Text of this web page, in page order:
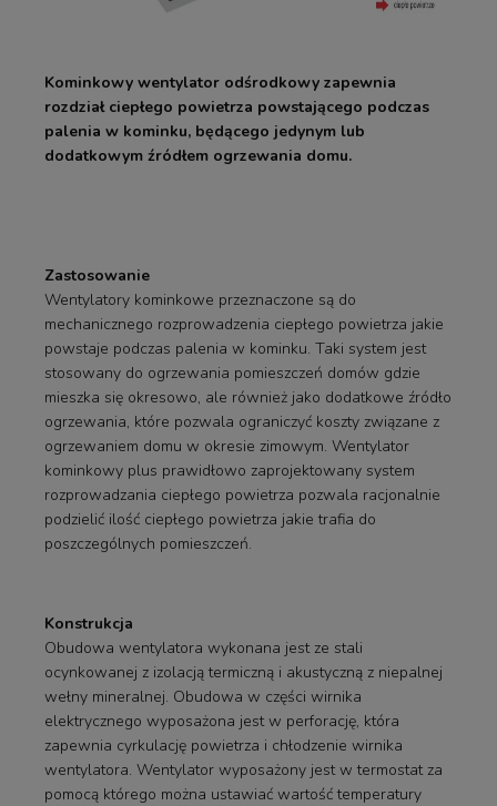
Kominkowy wentylator odśrodkowy zapewnia
rozdział ciepłego powietrza powstającego podczas
palenia w kominku, będącego jedynym lub
dodatkowym źródłem ogrzewania domu.
Zastosowanie
Wentylatory kominkowe przeznaczone są do
mechanicznego rozprowadzenia ciepłego powietrza jakie
powstaje podczas palenia w kominku. Taki system jest
stosowany do ogrzewania pomieszczeń domów gdzie
mieszka się okresowo, ale również jako dodatkowe źródło
ogrzewania, które pozwala ograniczyć koszty związane z
ogrzewaniem domu w okresie zimowym. Wentylator
kominkowy plus prawidłowo zaprojektowany system
rozprowadzania ciepłego powietrza pozwala racjonalnie
podzielić ilość ciepłego powietrza jakie trafia do
poszczególnych pomieszczeń.
Konstrukcja
Obudowa wentylatora wykonana jest ze stali
ocynkowanej z izolacją termiczną i akustyczną z niepalnej
wełny mineralnej. Obudowa w części wirnika
elektrycznego wyposażona jest w perforację, która
zapewnia cyrkulację powietrza i chłodzenie wirnika
wentylatora. Wentylator wyposażony jest w termostat za
pomocą którego można ustawiać wartość temperatury